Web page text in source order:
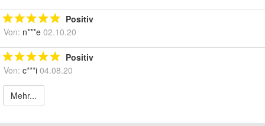
Positiv
Von: n***e 02.10.20
Positiv
Von: c***i 04.08.20
Mehr...